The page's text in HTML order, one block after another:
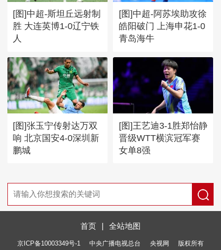
[图]中超-斯坦丘远射制
胜 大连英博1-0辽宁铁
人
[图]中超-阿苏埃助攻徐
皓阳破门 上海申花1-0
青岛海牛
[图]张玉宁传射达万双
响 北京国安4-0深圳新
鹏城
[图]王艺迪3-1胜郑怡静
晋级WTT横滨冠军赛
女单8强
首页 全站地图
京ICP备10003349号-1 中央广播电视总台 央视网 版权所有